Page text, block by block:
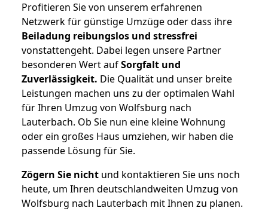
Profitieren Sie von unserem erfahrenen
Netzwerk für günstige Umzüge oder dass ihre
Beiladung reibungslos und stressfrei
vonstattengeht. Dabei legen unsere Partner
besonderen Wert aufSorgfalt und
Zuverlässigkeit. Die Qualität und unser breite
Leistungen machen uns zu der optimalen Wahl
für Ihren Umzug von Wolfsburg nach
Lauterbach. Ob Sie nun eine kleine Wohnung
oder ein großes Haus umziehen, wir haben die
passende Lösung für Sie.
Zögern Sie nicht und kontaktieren Sie uns noch
heute, um Ihren deutschlandweiten Umzug von
Wolfsburg nach Lauterbach mit Ihnen zu planen.